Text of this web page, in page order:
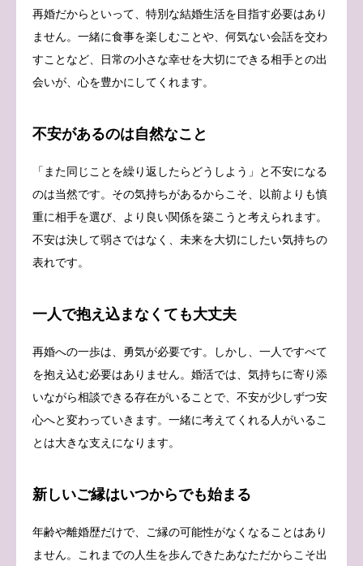
再婚だからといって、特別な結婚生活を目指す必要はあり
ません。一緒に食事を楽しむことや、何気ない会話を交わ
すことなど、日常の小さな幸せを大切にできる相手との出
会いが、心を豊かにしてくれます。
不安があるのは自然なこと
「また同じことを繰り返したらどうしよう」と不安になる
のは当然です。その気持ちがあるからこそ、以前よりも慎
重に相手を選び、より良い関係を築こうと考えられます。
不安は決して弱さではなく、未来を大切にしたい気持ちの
表れです。
一人で抱え込まなくても大丈夫
再婚への一歩は、勇気が必要です。しかし、一人ですべて
を抱え込む必要はありません。婚活では、気持ちに寄り添
いながら相談できる存在がいることで、不安が少しずつ安
心へと変わっていきます。一緒に考えてくれる人がいるこ
とは大きな支えになります。
新しいご縁はいつからでも始まる
年齢や離婚歴だけで、ご縁の可能性がなくなることはあり
ません。これまでの人生を歩んできたあなただからこそ出